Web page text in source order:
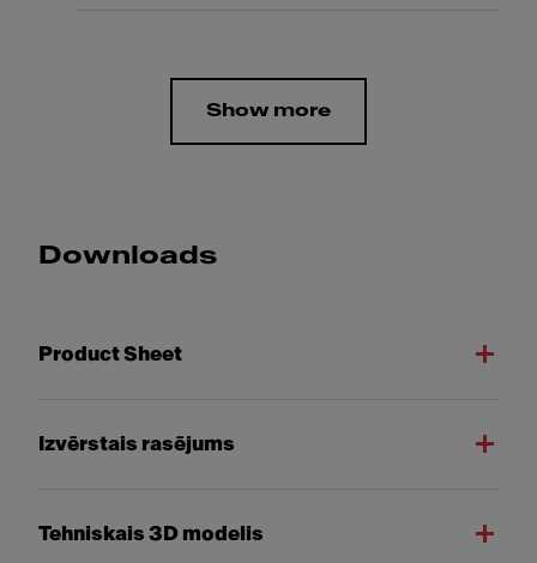
Show more
Downloads
Product Sheet
Izvērstais rasējums
Tehniskais 3D modelis